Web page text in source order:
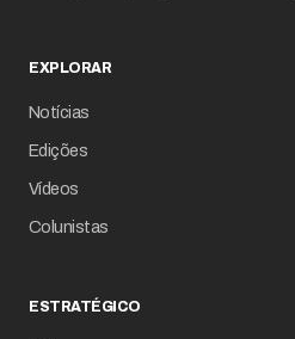
EXPLORAR
Notícias
Edições
Vídeos
Colunistas
ESTRATÉGICO